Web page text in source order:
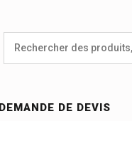
DEMANDE DE DEVIS